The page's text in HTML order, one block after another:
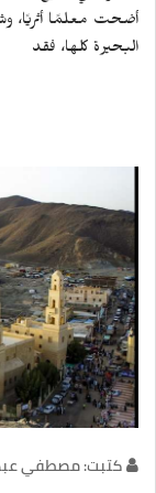
أضحت معلمًا أثريًا،
البحيرة كلها، فقد
كتبت: مصطفي